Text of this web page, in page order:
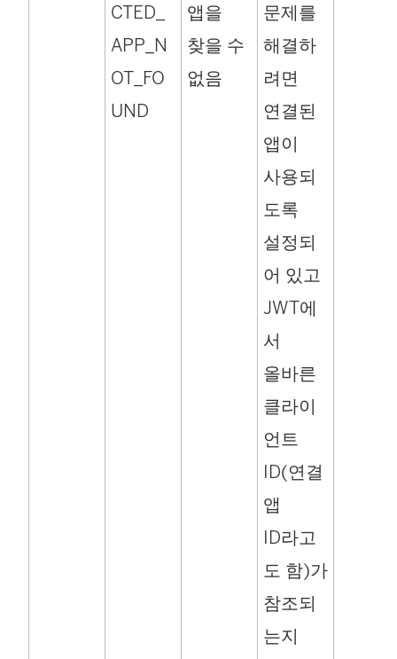
CTED_
APP_N
OT_FO
UND
앱을
찾을 수
없음
문제를
해결하
려면
연결된
앱이
사용되
도록
설정되
어 있고
JWT에
서
올바른
클라이
언트
ID(연결
앱
ID라고
도 함)가
참조되
는지